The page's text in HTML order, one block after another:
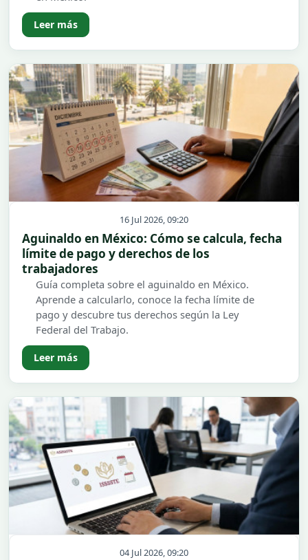
Leer más
16 Jul 2026, 09:20
Aguinaldo en México: Cómo se calcula, fecha
límite de pago y derechos de los
trabajadores
Guía completa sobre el aguinaldo en México.
Aprende a calcularlo, conoce la fecha límite de
pago y descubre tus derechos según la Ley
Federal del Trabajo.
Leer más
04 Jul 2026, 09:20